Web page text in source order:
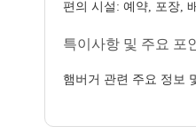
편의 시설: 예약, 포장,
특이사항 및 주요 포
햄버거 관련 주요 정보